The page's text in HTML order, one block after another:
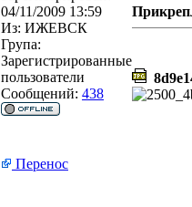
04/11/2009 13:59
Из: ИЖЕВСК
Група:
Зарегистрированные
пользователи
Сообщений: 438
Перенос